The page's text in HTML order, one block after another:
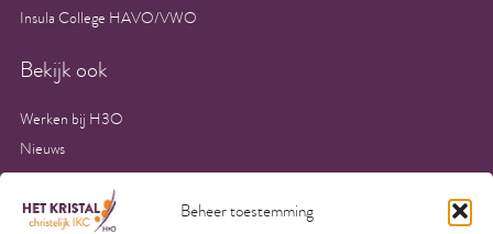
Beheer toestemming
Insula College HAVO/VWO
Bekijk ook
Werken bij H3O
Nieuws
Inschrijven Onderwijs
Aanvullende voorwaarden kinderopvang